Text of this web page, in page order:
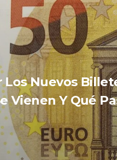
Los Nuevos
Vienen Y Qué